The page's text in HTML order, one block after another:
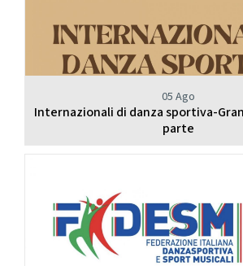
05 Ago
Internazionali di danza sportiva-
parte